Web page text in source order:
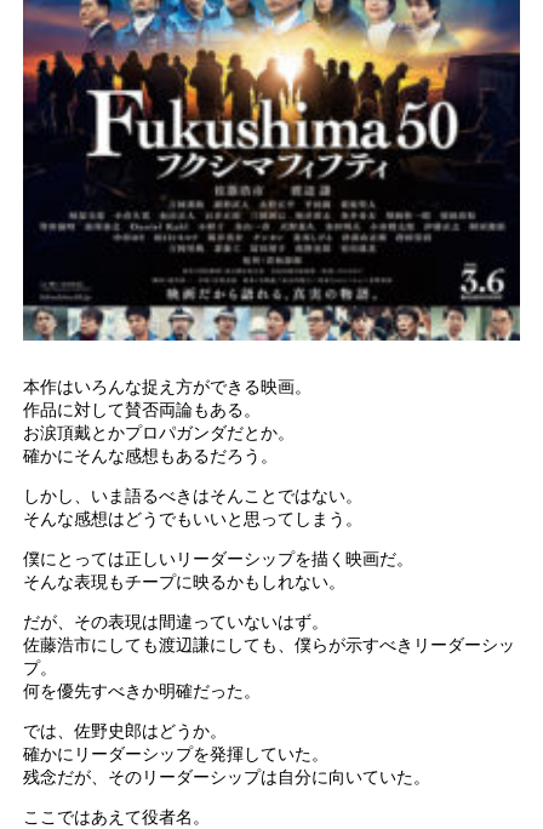
本作はいろんな捉え方ができる映画。
作品に対して賛否両論もある。
お涙頂戴とかプロパガンダだとか。
確かにそんな感想もあるだろう。
しかし、いま語るべきはそんことではない。
そんな感想はどうでもいいと思ってしまう。
僕にとっては正しいリーダーシップを描く映画だ。
そんな表現もチープに映るかもしれない。
だが、その表現は間違っていないはず。
佐藤浩市にしても渡辺謙にしても、僕らが示すべきリーダーシッ
プ。
何を優先すべきか明確だった。
では、佐野史郎はどうか。
確かにリーダーシップを発揮していた。
残念だが、そのリーダーシップは自分に向いていた。
ここではあえて役者名。